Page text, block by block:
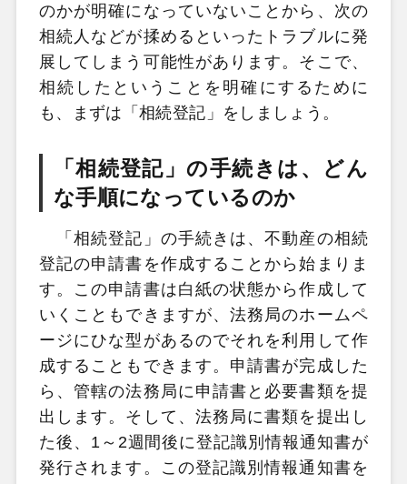
のかが明確になっていないことから、次の
相続人などが揉めるといったトラブルに発
展してしまう可能性があります。そこで、
相続したということを明確にするために
も、まずは「相続登記」をしましょう。
「相続登記」の手続きは、どん
な手順になっているのか
「相続登記」の手続きは、不動産の相続
登記の申請書を作成することから始まりま
す。この申請書は白紙の状態から作成して
いくこともできますが、法務局のホームペ
ージにひな型があるのでそれを利用して作
成することもできます。申請書が完成した
ら、管轄の法務局に申請書と必要書類を提
出します。そして、法務局に書類を提出し
た後、1～2週間後に登記識別情報通知書が
発行されます。この登記識別情報通知書を